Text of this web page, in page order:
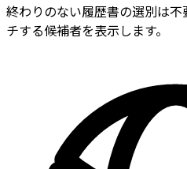
終わりのない履歴書の選別は
チする候補者を表示します。